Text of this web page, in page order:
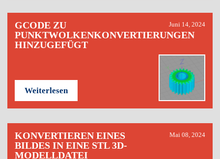
GCODE ZU
PUNKTWOLKENKONVERTIERUNGEN
HINZUGEFÜGT
Juni 14, 2024
Weiterlesen
KONVERTIEREN EINES
BILDES IN EINE STL 3D-
MODELLDATEI
Mai 08, 2024